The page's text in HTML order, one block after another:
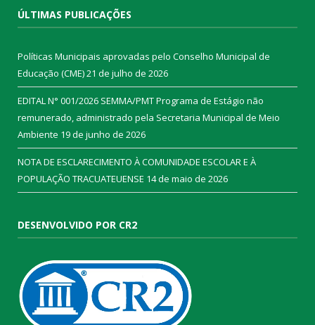
ÚLTIMAS PUBLICAÇÕES
Políticas Municipais aprovadas pelo Conselho Municipal de
Educação (CME)21 de julho de 2026
EDITAL N° 001/2026 SEMMA/PMT Programa de Estágio não
remunerado, administrado pela Secretaria Municipal de Meio
Ambiente 19 de junho de 2026
NOTA DE ESCLARECIMENTO À COMUNIDADE ESCOLAR E À
POPULAÇÃO TRACUATEUENSE 14 de maio de 2026
DESENVOLVIDO POR CR2